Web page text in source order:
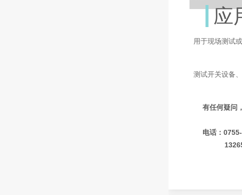
应
用于现场测试
测试开关设备
有任何疑问
电话：0755-